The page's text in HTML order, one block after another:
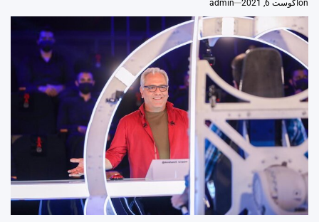
on آگوست 6, 2021 admin